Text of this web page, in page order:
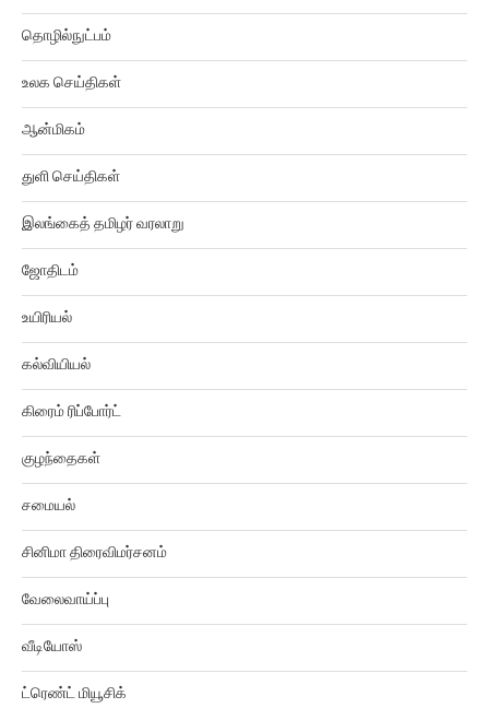
தொழில்நுட்பம்
உலக செய்திகள்
ஆன்மிகம்
துளி செய்திகள்
இலங்கைத் தமிழர் வரலாறு
ஜோதிடம்
உயிரியல்
கல்வியியல்
கிரைம் ரிப்போர்ட்
குழந்தைகள்
சமையல்
சினிமா திரைவிமர்சனம்
வேலைவாய்ப்பு
வீடியோஸ்
ட்ரெண்ட் மியூசிக்